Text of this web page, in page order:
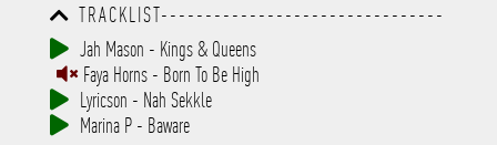
TRACKLIST--------------------------------
-----------------------------------------
-----------------------------------------
-----------------------------------------
-----------------------------------------
-------------
Jah Mason - Kings & Queens
Faya Horns - Born To Be High
Lyricson - Nah Sekkle
Marina P - Baware